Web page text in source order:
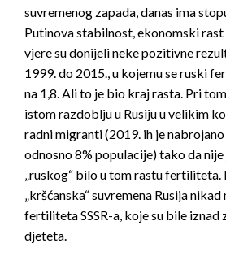
suvremenog zapada, danas ima
Putinova stabilnost, ekonomski
vjere su donijeli neke pozitivne
1999. do 2015., u kojemu se ruski
na 1,8. Ali to je bio kraj rasta. Pri
istom razdoblju u Rusiju u velikim
radni migranti (2019. ih je
odnosno 8% populacije) tako da
„ruskog“ bilo u tom rastu fertiliteta.
„kršćanska“ suvremena Rusija
fertiliteta SSSR-a, koje su bile iznad
djeteta.